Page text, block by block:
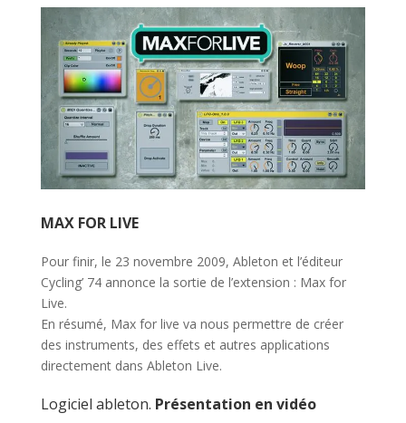
MAX FOR LIVE
Pour finir, le 23 novembre 2009, Ableton et l’éditeur
Cycling’ 74 annonce la sortie de l’extension : Max for
Live.
En résumé, Max for live va nous permettre de créer
des instruments, des effets et autres applications
directement dans Ableton Live.
Logiciel ableton. Présentation en vidéo